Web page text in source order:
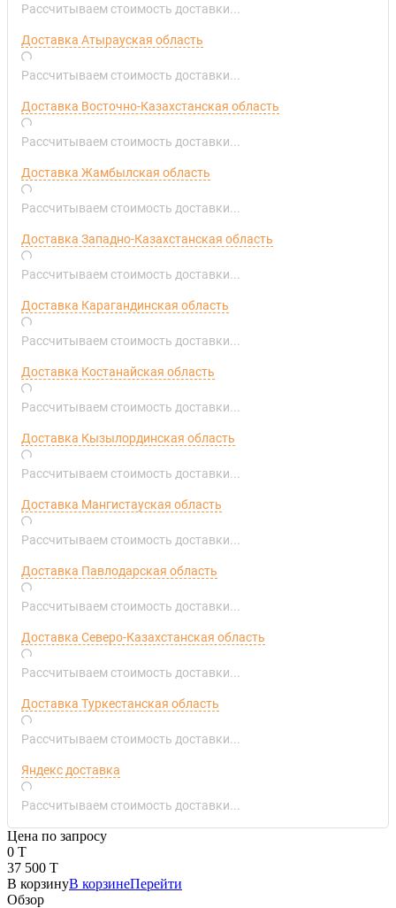
Рассчитываем стоимость доставки...
Доставка Атырауская область
Рассчитываем стоимость доставки...
Доставка Восточно-Казахстанская область
Рассчитываем стоимость доставки...
Доставка Жамбылская область
Рассчитываем стоимость доставки...
Доставка Западно-Казахстанская область
Рассчитываем стоимость доставки...
Доставка Карагандинская область
Рассчитываем стоимость доставки...
Доставка Костанайская область
Рассчитываем стоимость доставки...
Доставка Кызылординская область
Рассчитываем стоимость доставки...
Доставка Мангистауская область
Рассчитываем стоимость доставки...
Доставка Павлодарская область
Рассчитываем стоимость доставки...
Доставка Северо-Казахстанская область
Рассчитываем стоимость доставки...
Доставка Туркестанская область
Рассчитываем стоимость доставки...
Яндекс доставка
Рассчитываем стоимость доставки...
Цена по запросу
0 T
37 500 T
В корзинуВ корзинеПерейти
Обзор